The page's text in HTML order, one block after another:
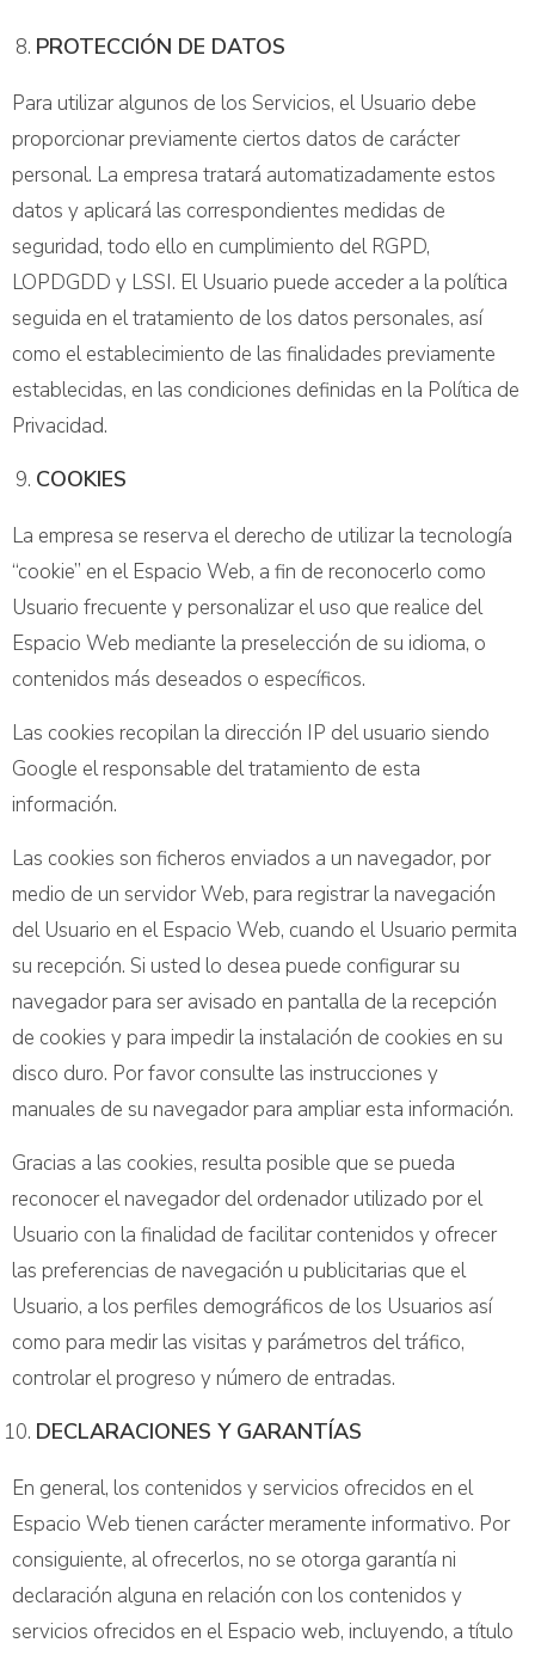
PROTECCIÓN DE DATOS
Para utilizar algunos de los Servicios, el Usuario debe
proporcionar previamente ciertos datos de carácter
personal. La empresa tratará automatizadamente estos
datos y aplicará las correspondientes medidas de
seguridad, todo ello en cumplimiento del RGPD,
LOPDGDD y LSSI. El Usuario puede acceder a la política
seguida en el tratamiento de los datos personales, así
como el establecimiento de las finalidades previamente
establecidas, en las condiciones definidas en la Política de
Privacidad.
COOKIES
La empresa se reserva el derecho de utilizar la tecnología
“cookie” en el Espacio Web, a fin de reconocerlo como
Usuario frecuente y personalizar el uso que realice del
Espacio Web mediante la preselección de su idioma, o
contenidos más deseados o específicos.
Las cookies recopilan la dirección IP del usuario siendo
Google el responsable del tratamiento de esta
información.
Las cookies son ficheros enviados a un navegador, por
medio de un servidor Web, para registrar la navegación
del Usuario en el Espacio Web, cuando el Usuario permita
su recepción. Si usted lo desea puede configurar su
navegador para ser avisado en pantalla de la recepción
de cookies y para impedir la instalación de cookies en su
disco duro. Por favor consulte las instrucciones y
manuales de su navegador para ampliar esta información.
Gracias a las cookies, resulta posible que se pueda
reconocer el navegador del ordenador utilizado por el
Usuario con la finalidad de facilitar contenidos y ofrecer
las preferencias de navegación u publicitarias que el
Usuario, a los perfiles demográficos de los Usuarios así
como para medir las visitas y parámetros del tráfico,
controlar el progreso y número de entradas.
DECLARACIONES Y GARANTÍAS
En general, los contenidos y servicios ofrecidos en el
Espacio Web tienen carácter meramente informativo. Por
consiguiente, al ofrecerlos, no se otorga garantía ni
declaración alguna en relación con los contenidos y
servicios ofrecidos en el Espacio web, incluyendo, a título